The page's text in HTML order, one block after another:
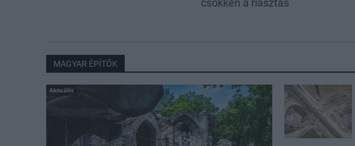
csökken a riasztás
MAGYAR ÉPÍTŐK
Aktuális